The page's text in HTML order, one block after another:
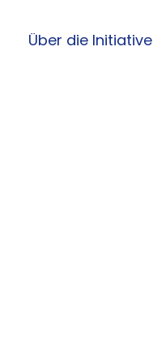
Über die Initiative